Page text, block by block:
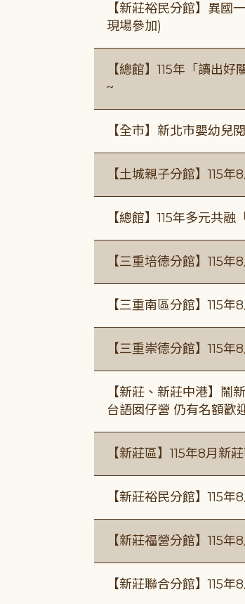
【新莊裕民分館】異國
現場參加)
【總館】115年「讀出
~
【全市】新北市嬰幼兒
【土城親子分館】115
【總館】115年多元共
【三重培德分館】115年
【三重南區分館】115年
【三重崇德分館】115年
【新莊、新莊中港】鬧
台語囡仔營 仍有名額歡
【新莊區】115年8月新
【新莊裕民分館】115
【新莊福營分館】115
【新莊聯合分館】115